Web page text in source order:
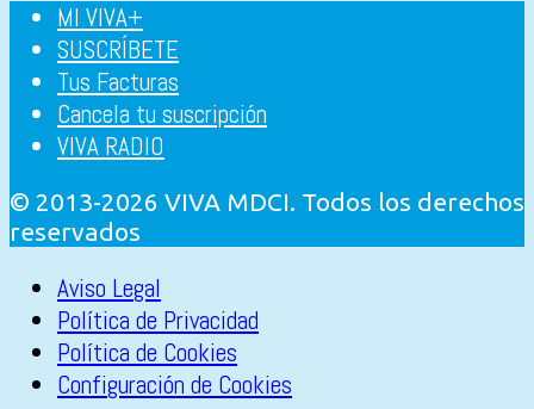
MI VIVA+
SUSCRÍBETE
Tus Facturas
Cancela tu suscripción
VIVA RADIO
© 2013-2026 VIVA MDCI. Todos los derechos
reservados
Aviso Legal
Política de Privacidad
Política de Cookies
Configuración de Cookies